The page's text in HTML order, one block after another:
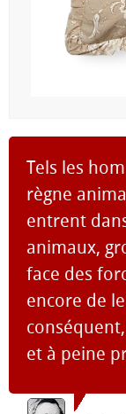
Tels les
règne
entrent
animaux,
face des
encore de
et à peine